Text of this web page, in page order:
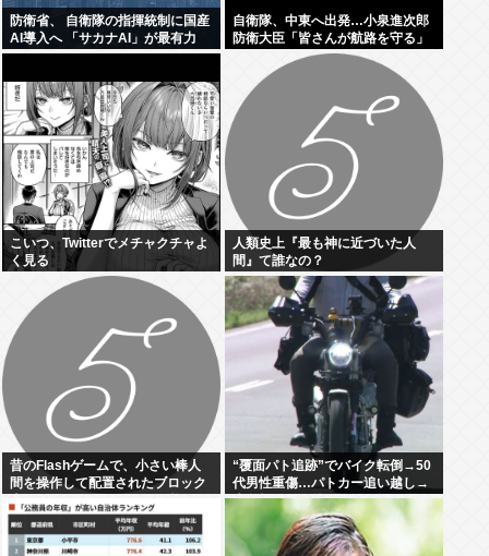
防衛省、 自衛隊の指揮統制に国産
AI導入へ 「サカナAI」が最有力
www
自衛隊、中東へ出発…小泉進次郎
防衛大臣「皆さんが航路を守る」
こいつ、Twitterでメチャクチャよ
く見る
人類史上『最も神に近づいた人
間』て誰なの？
昔のFlashゲームで、小さい棒人
間を操作して配置されたブロック
上でゴールに行くゲーム、覚えて
いる人いない？
“覆面パト追跡”でバイク転倒→50
代男性重傷…パトカー追い越し→
赤色灯つけた後まもなく転倒